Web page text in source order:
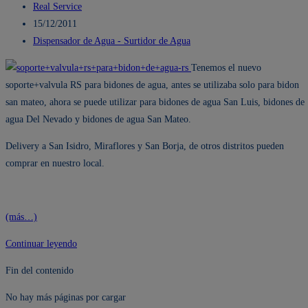
Autor
de
la
Real Service
Publicación
de
entrada:
15/12/2011
Categoría
la
Dispensador de Agua - Surtidor de Agua
Tenemos el nuevo
soporte+valvula RS para bidones de agua, antes se utilizaba solo para bidon
san mateo, ahora se puede utilizar para bidones de agua San Luis, bidones de
agua Del Nevado y bidones de agua San Mateo.
Delivery a San Isidro, Miraflores y San Borja, de otros distritos pueden
comprar en nuestro local.
(más…)
Continuar leyendoSoporte
para
Fin del contenido
No hay más páginas por cargar